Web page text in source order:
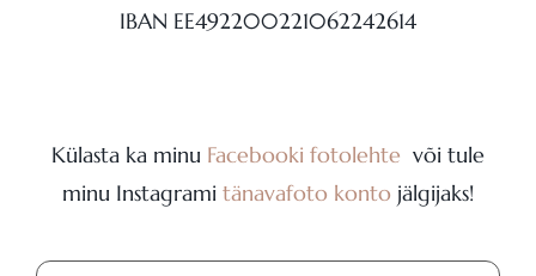
IBAN EE492200221062242614
Külasta ka minu Facebooki fotolehte või tule
minu Instagrami tänavafoto konto jälgijaks!